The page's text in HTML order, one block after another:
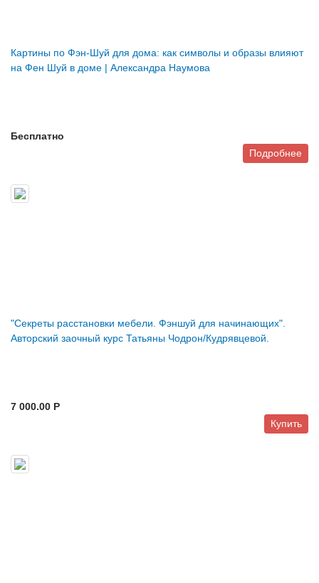
Картины по Фэн-Шуй для дома: как символы и образы влияют
на Фен Шуй в доме | Александра Наумова
Бесплатно
Подробнее
"Секреты расстановки мебели. Фэншуй для начинающих".
Авторский заочный курс Татьяны Чодрон/Кудрявцевой.
7 000.00 P
Купить